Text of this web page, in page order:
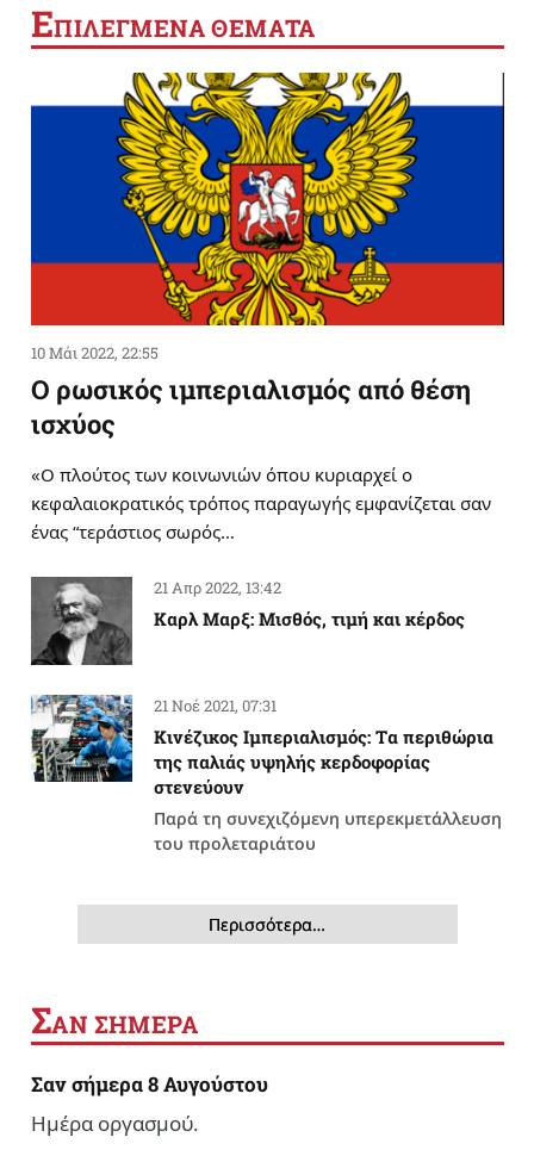
ΕΠΙΛΕΓΜΕΝΑ ΘΕΜΑΤΑ
10 Μάι 2022, 22:55
Ο ρωσικός ιμπεριαλισμός από θέση
ισχύος
«Ο πλούτος των κοινωνιών όπου κυριαρχεί ο
κεφαλαιοκρατικός τρόπος παραγωγής εμφανίζεται σαν
ένας “τεράστιος σωρός…
21 Απρ 2022, 13:42
Καρλ Μαρξ: Μισθός, τιμή και κέρδος
21 Νοέ 2021, 07:31
Κινέζικος Ιμπεριαλισμός: Tα περιθώρια
της παλιάς υψηλής κερδοφορίας
στενεύουν
Παρά τη συνεχιζόμενη υπερεκμετάλλευση
του προλεταριάτου
Περισσότερα…
ΣΑΝ ΣΗΜΕΡΑ
Σαν σήμερα 8 Αυγούστου
Ημέρα οργασμού.